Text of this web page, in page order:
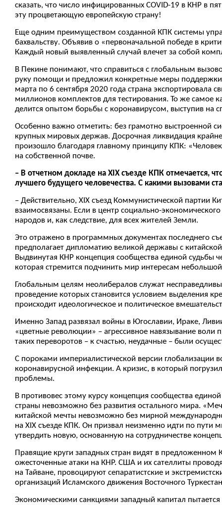
сказать, что число инфицированных COVID-19 в КНР в
эту процветающую европейскую страну!
Еще одним преимуществом созданной КПК системы
бахвальству. Объявив о «первоначальной победе в
Каждый новый выявленный случай влечет за собой
В Пекине понимают, что справиться с глобальным
руку помощи и предложил конкретные меры поддержки
марта по 6 сентября 2020 года страна
миллионов комплектов для тестирования. То же самое
делится опытом борьбы с коронавирусом, выступив
Особенно важно отметить: без грамотно выстроенной
крупных мировых держав. Досрочная ликвидация
произошло благодаря главному принципу КПК:
на собственной почве.
– В отчетном докладе на ХIХ съезде КПК отмечается,
лучшего будущего человечества. С какими вызовами
– Действительно, ХIХ съезд Коммунистической партии
взаимосвязаны. Если в центр социально-
народов и, как следствие, для всех жителей Земли.
Это отражено в программных документах последнего
предполагает дипломатию великой державы с
Выдвинутая КНР концепция сообщества единой судьбы
которая стремится подчинить мир интересам
Глобальным целям неолибералов служат
проведение которых становится условием
происходит идеологическое и политическое
Именно Запад развязал войны в Югославии, Ираке,
«цветные революции» – агрессивное навязывание
таких переворотов – к счастью, неудачные – были
С пороками империалистической версии глобализации
коронавирусной инфекции. А кризис, в который
проблемы.
В противовес этому курсу концепция сообщества
страны невозможно без развития остального мира.
китайской мечты невозможно без мирной
на ХIХ съезде КПК. Он призвал неизменно идти по пути
утвердить новую, основанную на сотрудничестве
Правящие круги западных стран видят в
ожесточенные атаки на КНР. США и их сателлиты
на Тайване, провоцируют сепаратистские и
организаций Исламского движения Восточного
Экономическими санкциями западный капитал